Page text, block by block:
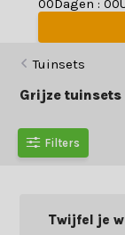
00Dagen : 00
Tuinsets
Grijze tuinsets
Filters
Twijfel je